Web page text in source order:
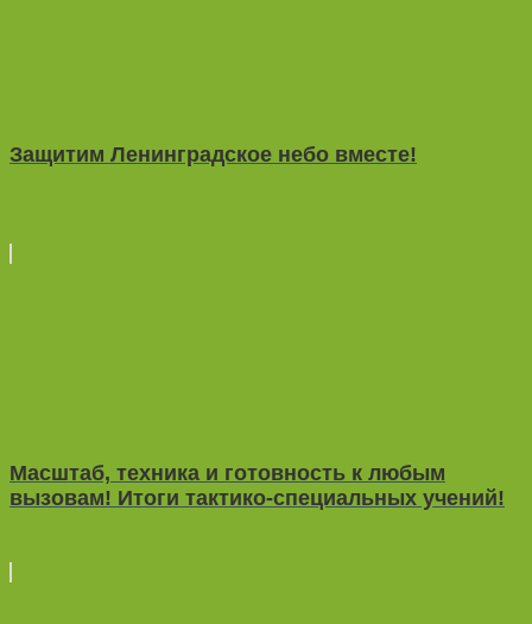
Защитим Ленинградское небо вместе!
Масштаб, техника и готовность к любым
вызовам! Итоги тактико-специальных учений!